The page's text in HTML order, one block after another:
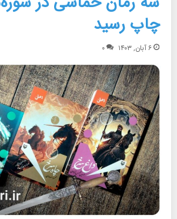
چاپ رسید
۶ آبان, ۱۴۰۳ ۰